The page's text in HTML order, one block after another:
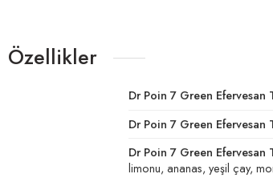
Özellikler
Dr Poin 7 Green Efervesan
Dr Poin 7 Green Efervesan
Dr Poin 7 Green Efervesan
limonu, ananas, yeşil çay,